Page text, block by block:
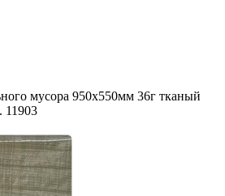
мусора 950х550мм 36г тканый
11903